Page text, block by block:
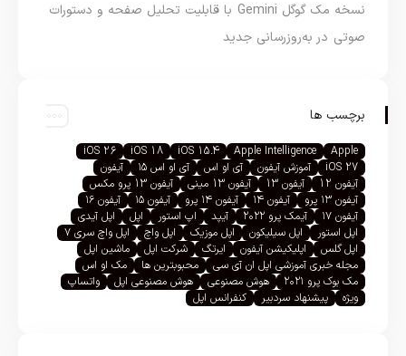
نسخه مک گوگل Gemini با قابلیت تحلیل صفحه و دستورات
صوتی در به‌روزرسانی جدید
برچسب ها
Apple
Apple Intelligence
iOS 15.4
iOS 18
iOS 26
iOS 27
آموزش آیفون آی او اس آی او اس ۱۵
آیفون
آیفون 12
آیفون 13 آیفون 13 مینی
آیفون 13 پرو مکس
آیفون ۱۳ پرو
آیفون ۱۴ آیفون ۱۴ پرو آیفون ۱۵
آیفون ۱۶
آیفون ۱۷
آیمک پرو ۲۰۲۲ آیپد اپ استور اپل
اپل آیدی
اپل استور
اپل سیلیکون اپل موزیک اپل واچ
اپل واچ سری ۷
اپل گلس
اپلیکیشن آیفون ایرتگ شرکت اپل
ماشین اپل
مجله خبری آموزشی اپل ان آی سی
محبوبترین ها
مک او اس
مک بوک پرو ۲۰۲۱
هوش مصنوعی هوش مصنوعی اپل
واتساپ
ویژه
پیشنهاد سردبیر کنفرانس اپل